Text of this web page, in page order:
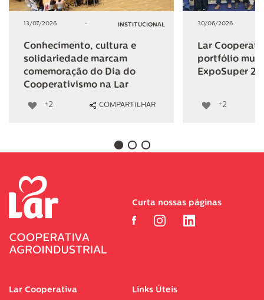
13/07/2026 - INSTITUCIONAL
Conhecimento, cultura e
solidariedade marcam
comemoração do Dia do
Cooperativismo na Lar
+2 COMPARTILHAR
30/06/2026
Lar
portfólio
ExpoSuper
+2
Lar Cooperativa Links Úteis
Curta nossas páginas